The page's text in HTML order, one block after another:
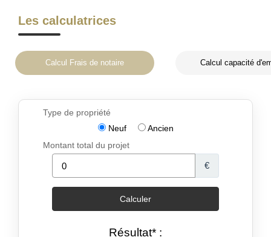
Les calculatrices
Calcul Frais de notaire Calcul capacité